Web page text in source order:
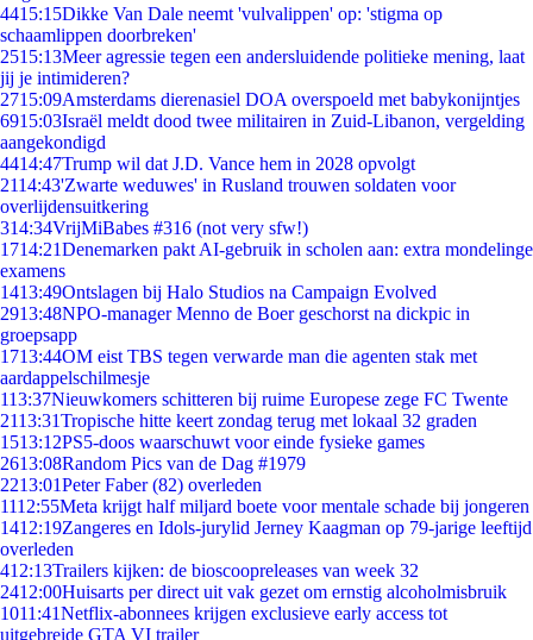
4415:15Dikke Van Dale neemt 'vulvalippen' op: 'stigma op
schaamlippen doorbreken'
2515:13Meer agressie tegen een andersluidende politieke mening, laat
jij je intimideren?
2715:09Amsterdams dierenasiel DOA overspoeld met babykonijntjes
6915:03Israël meldt dood twee militairen in Zuid-Libanon, vergelding
aangekondigd
4414:47Trump wil dat J.D. Vance hem in 2028 opvolgt
2114:43'Zwarte weduwes' in Rusland trouwen soldaten voor
overlijdensuitkering
314:34VrijMiBabes #316 (not very sfw!)
1714:21Denemarken pakt AI-gebruik in scholen aan: extra mondelinge
examens
1413:49Ontslagen bij Halo Studios na Campaign Evolved
2913:48NPO-manager Menno de Boer geschorst na dickpic in
groepsapp
1713:44OM eist TBS tegen verwarde man die agenten stak met
aardappelschilmesje
113:37Nieuwkomers schitteren bij ruime Europese zege FC Twente
2113:31Tropische hitte keert zondag terug met lokaal 32 graden
1513:12PS5-doos waarschuwt voor einde fysieke games
2613:08Random Pics van de Dag #1979
2213:01Peter Faber (82) overleden
1112:55Meta krijgt half miljard boete voor mentale schade bij jongeren
1412:19Zangeres en Idols-jurylid Jerney Kaagman op 79-jarige leeftijd
overleden
412:13Trailers kijken: de bioscoopreleases van week 32
2412:00Huisarts per direct uit vak gezet om ernstig alcoholmisbruik
1011:41Netflix-abonnees krijgen exclusieve early access tot
uitgebreide GTA VI trailer